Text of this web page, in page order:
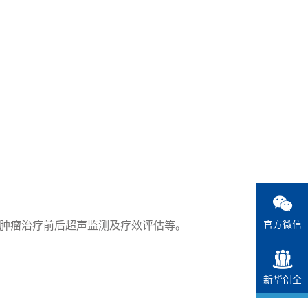
官方微信
新华创全
治疗前后超声监测及疗效评估等。